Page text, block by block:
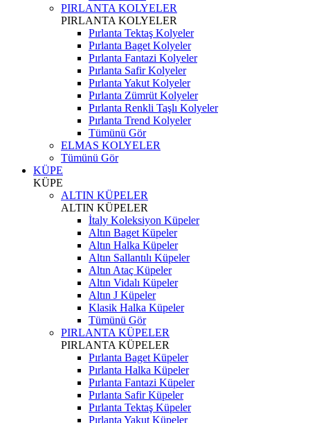
PIRLANTA KOLYELER
PIRLANTA KOLYELER
Pırlanta Tektaş Kolyeler
Pırlanta Baget Kolyeler
Pırlanta Fantazi Kolyeler
Pırlanta Safir Kolyeler
Pırlanta Yakut Kolyeler
Pırlanta Zümrüt Kolyeler
Pırlanta Renkli Taşlı Kolyeler
Pırlanta Trend Kolyeler
Tümünü Gör
ELMAS KOLYELER
Tümünü Gör
KÜPE
KÜPE
ALTIN KÜPELER
ALTIN KÜPELER
İtaly Koleksiyon Küpeler
Altın Baget Küpeler
Altın Halka Küpeler
Altın Sallantılı Küpeler
Altın Ataç Küpeler
Altın Vidalı Küpeler
Altın J Küpeler
Klasik Halka Küpeler
Tümünü Gör
PIRLANTA KÜPELER
PIRLANTA KÜPELER
Pırlanta Baget Küpeler
Pırlanta Halka Küpeler
Pırlanta Fantazi Küpeler
Pırlanta Safir Küpeler
Pırlanta Tektaş Küpeler
Pırlanta Yakut Küpeler